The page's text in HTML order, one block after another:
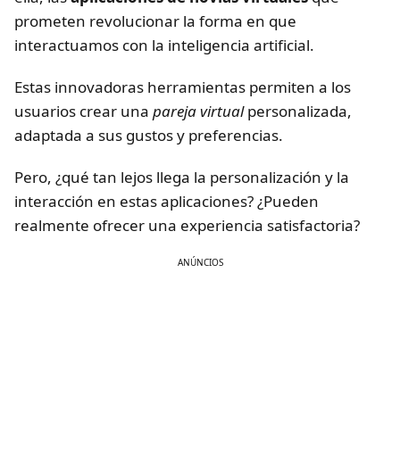
prometen revolucionar la forma en que
interactuamos con la inteligencia artificial.
Estas innovadoras herramientas permiten a los
usuarios crear una pareja virtualpersonalizada,
adaptada a sus gustos y preferencias.
Pero, ¿qué tan lejos llega la personalización y la
interacción en estas aplicaciones? ¿Pueden
realmente ofrecer una experiencia satisfactoria?
ANÚNCIOS